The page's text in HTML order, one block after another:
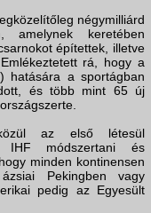
négymilliárd
amelynek keretében
építettek, illetve
rá, hogy a
hatására a sportágban
és több mint 65 új
az első létesül
IHF módszertani és
minden kontinensen
Pekingben vagy
pedig az Egyesült